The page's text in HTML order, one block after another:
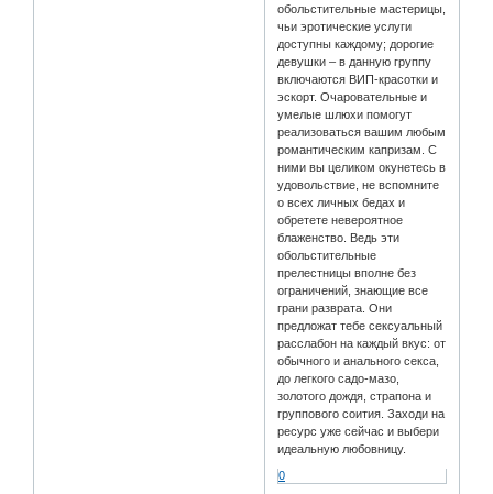
обольстительные мастерицы,
чьи эротические услуги
доступны каждому; дорогие
девушки – в данную группу
включаются ВИП-красотки и
эскорт. Очаровательные и
умелые шлюхи помогут
реализоваться вашим любым
романтическим капризам. С
ними вы целиком окунетесь в
удовольствие, не вспомните
о всех личных бедах и
обретете невероятное
блаженство. Ведь эти
обольстительные
прелестницы вполне без
ограничений, знающие все
грани разврата. Они
предложат тебе сексуальный
расслабон на каждый вкус: от
обычного и анального секса,
до легкого садо-мазо,
золотого дождя, страпона и
группового соития. Заходи на
ресурс уже сейчас и выбери
идеальную любовницу.
0